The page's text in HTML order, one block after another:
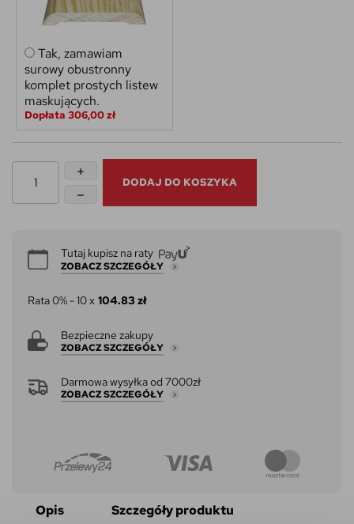
Tak, zamawiam
surowy obustronny
komplet prostych listew
maskujących.
Dopłata 306,00 zł
DODAJ DO KOSZYKA
Tutaj kupisz na raty
ZOBACZ SZCZEGÓŁY
Rata 0% - 10 x 104.83 zł
Bezpieczne zakupy
ZOBACZ SZCZEGÓŁY
Darmowa wysyłka od 7000zł
ZOBACZ SZCZEGÓŁY
Opis Szczegóły produktu